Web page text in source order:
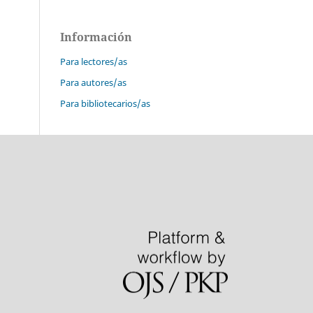
Información
Para lectores/as
Para autores/as
Para bibliotecarios/as